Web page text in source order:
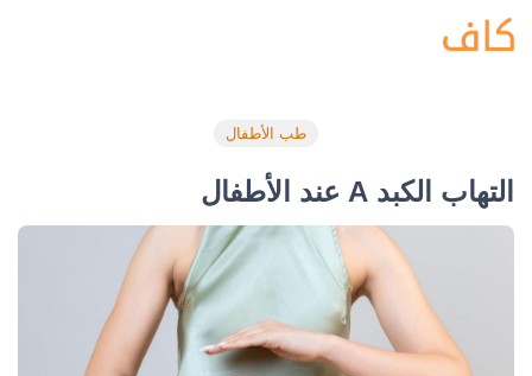
طب الأطفال
التهاب الكبد A عند الأطفال